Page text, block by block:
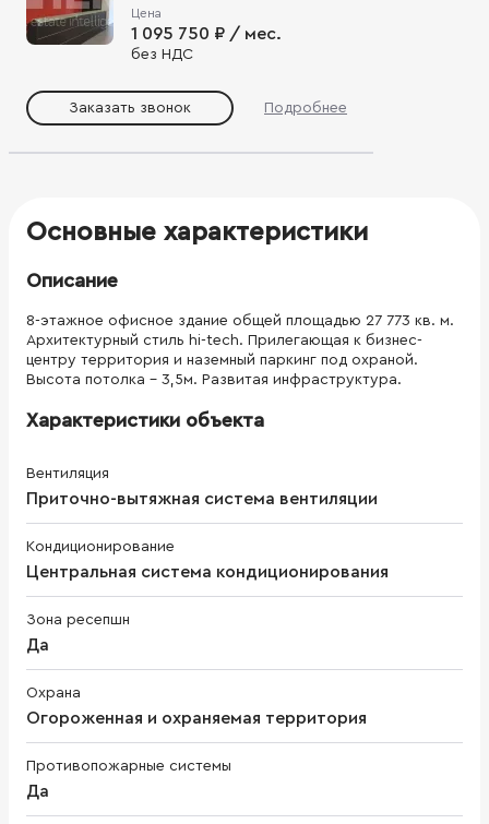
Цена
1 095 750 ₽ / мес.
без НДС
Заказать звонок Подробнее
Основные характеристики
Описание
8-этажное офисное здание общей площадью 27 773 кв. м.
Архитектурный стиль hi-tech. Прилегающая к бизнес-
центру территория и наземный паркинг под охраной.
Высота потолка - 3,5м. Развитая инфраструктура.
Характеристики объекта
Вентиляция
Приточно-вытяжная система вентиляции
Кондиционирование
Центральная система кондиционирования
Зона ресепшн
Да
Охрана
Огороженная и охраняемая территория
Противопожарные системы
Да